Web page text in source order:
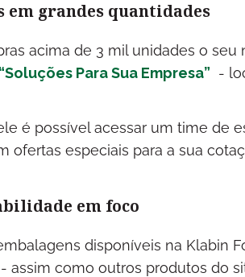
em grandes quantidades
acima de 3 mil unidades o
“Soluções Para Sua Empresa” -
é possível acessar um time de
ofertas especiais para a sua
em foco
disponíveis na Klabin
assim como outros produtos do